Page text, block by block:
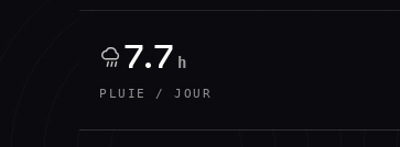
7.7 h
PLUIE / JOUR